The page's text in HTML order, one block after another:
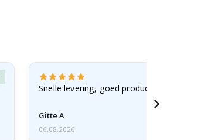
Snelle levering, goed product
Gitte A
06.08.2026